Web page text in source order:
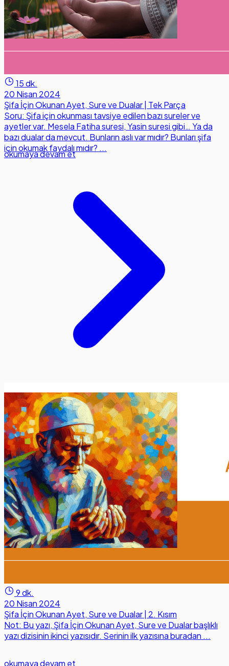
15 dk.
20 Nisan 2024
Şifa İçin Okunan Ayet, Sure ve Dualar | Tek Parça
Soru: Şifa için okunması tavsiye edilen bazı sureler ve
ayetler var. Mesela Fatiha suresi, Yasin suresi gibi… Ya da
bazı dualar da mevcut. Bunların aslı var mıdır? Bunları şifa
için okumak faydalı mıdır? ...
okumaya devam et
9 dk.
20 Nisan 2024
Şifa İçin Okunan Ayet, Sure ve Dualar | 2. Kısım
Not: Bu yazı, Şifa İçin Okunan Ayet, Sure ve Dualar başlıklı
yazı dizisinin ikinci yazısıdır. Serinin ilk yazısına buradan ...
okumaya devam et